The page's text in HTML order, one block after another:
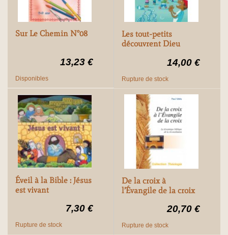
Sur Le Chemin N°08
13,23 €
Disponibles
Les tout-petits
découvrent Dieu
14,00 €
Rupture de stock
Éveil à la Bible : Jésus
est vivant
7,30 €
Rupture de stock
De la croix à
l’Évangile de la croix
20,70 €
Rupture de stock